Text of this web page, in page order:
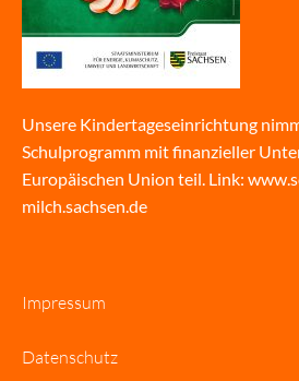
Unsere Kindertageseinrichtung
Schulprogramm mit finanzieller
Europäischen Union teil. Link:
milch.sachsen.de
Impressum
Datenschutz